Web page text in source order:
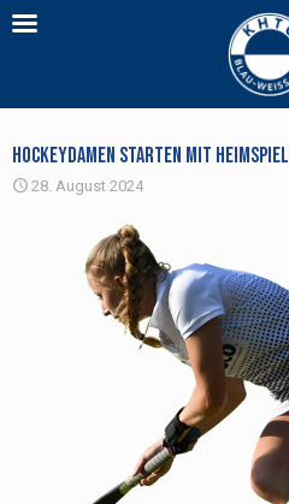
Hockeydamen starten mit Heimspiel
28. August 2024